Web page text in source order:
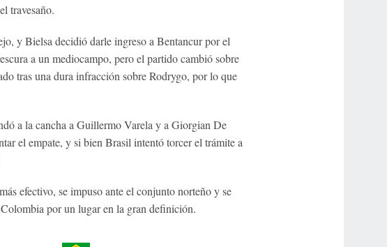
travesaño.
y Bielsa decidió darle ingreso a Bentancur por el
a un mediocampo, pero el partido cambió sobre
tras una dura infracción sobre Rodrygo, por lo que
a la cancha a Guillermo Varela y a Giorgian De
el empate, y si bien Brasil intentó torcer el trámite a
efectivo, se impuso ante el conjunto norteño y se
por un lugar en la gran definición.